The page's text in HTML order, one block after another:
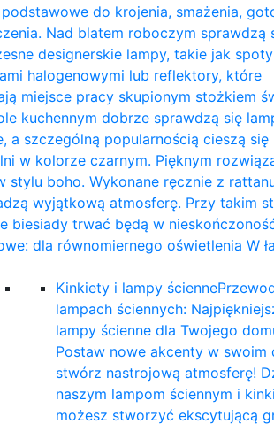
podstawowe do krojenia, smażenia,
Nad blatem roboczym sprawdzą
designerskie lampy, takie jak
halogenowymi lub reflektory, które
miejsce pracy skupionym stożkiem
kuchennym dobrze sprawdzą się
a szczególną popularnością cieszą się
w kolorze czarnym. Pięknym
stylu boho. Wykonane ręcznie z
wyjątkową atmosferę. Przy takim
biesiady trwać będą w
dla równomiernego oświetlenia W
Kinkiety i lampy ścienne
lampach ściennych:
lampy ścienne dla Twojego
Postaw nowe akcenty w swoim
stwórz nastrojową atmosferę!
naszym lampom ściennym i
możesz stworzyć ekscytującą